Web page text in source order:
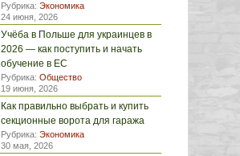
Рубрика: Экономика
24 июня, 2026
Учёба в Польше для украинцев в
2026 — как поступить и начать
обучение в ЕС
Рубрика: Общество
19 июня, 2026
Как правильно выбрать и купить
секционные ворота для гаража
Рубрика: Экономика
30 мая, 2026